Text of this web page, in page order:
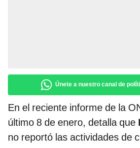
Únete a nuestro canal de
En el reciente informe de la
último 8 de enero, detalla que
no reportó las actividades de